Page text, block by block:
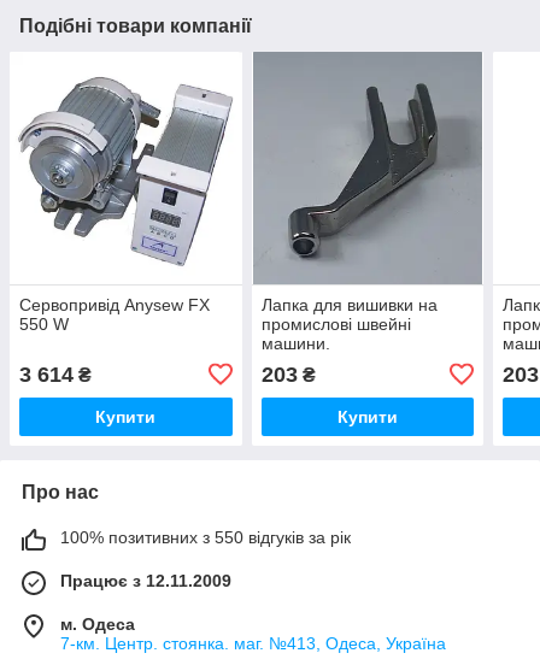
Подібні товари компанії
Сервопривід Anysew FX
550 W
3 614 ₴
Купити
Лапка для вишивки на
промислові швейні
машини.
203₴
Купити
203
Про нас
100% позитивних з 550 відгуків за рік
Працює з 12.11.2009
м. Одеса
7-км. Центр. стоянка. маг. №413, Одеса, Україна